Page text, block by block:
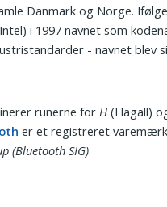
Danmark og Norge.
i 1997 navnet som
- navnet blev
runerne for H (Hagall)
er et registreret
(Bluetooth SIG).